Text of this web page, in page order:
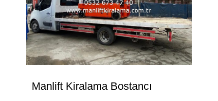
Manlift Kiralama Bostancı